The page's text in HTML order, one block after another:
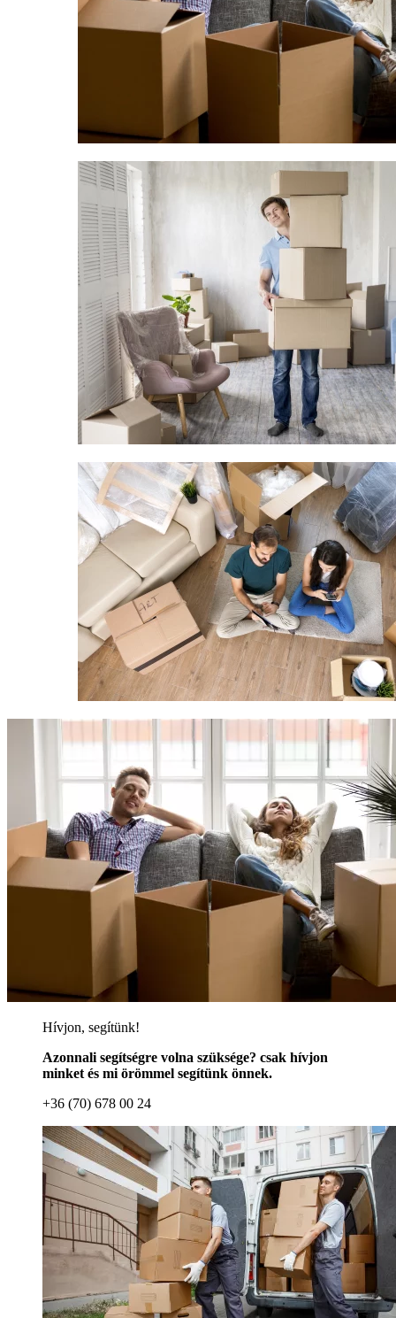
Hívjon, segítünk!
Azonnali segítségre volna szüksége? csak hívjon
minket és mi örömmel segítünk önnek.
+36 (70) 678 00 24